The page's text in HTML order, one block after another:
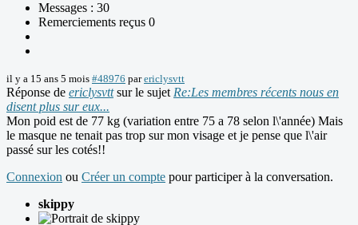
Messages : 30
Remerciements reçus 0
il y a 15 ans 5 mois #48976 parericlysvtt
Réponse de ericlysvttsur le sujet Re:Les membres récents nous en
disent plus sur eux...
Mon poid est de 77 kg (variation entre 75 a 78 selon l\'année) Mais
le masque ne tenait pas trop sur mon visage et je pense que l\'air
passé sur les cotés!!
Connexion ou Créer un compte pour participer à la conversation.
skippy